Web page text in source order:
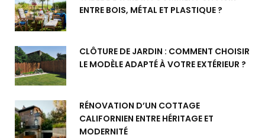
ENTRE BOIS, MÉTAL ET PLASTIQUE ?
CLÔTURE DE JARDIN : COMMENT CHOISIR
LE MODÈLE ADAPTÉ À VOTRE EXTÉRIEUR ?
RÉNOVATION D’UN COTTAGE
CALIFORNIEN ENTRE HÉRITAGE ET
MODERNITÉ